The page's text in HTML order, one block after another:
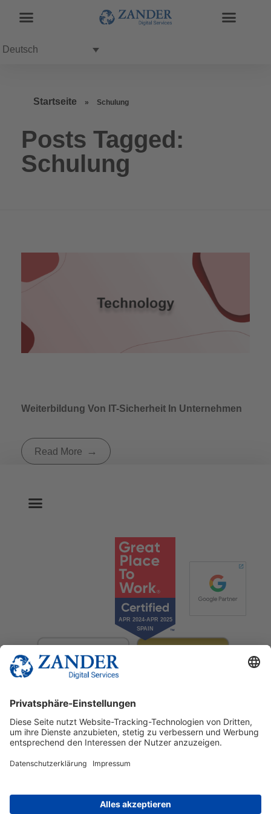
Deutsch
Startseite » Schulung
Posts Tagged:
Schulung
Weiterbildung Von IT-Sicherheit In Unternehmen
Read More
© 2025 Zander Digital Services Deutschland GmbH